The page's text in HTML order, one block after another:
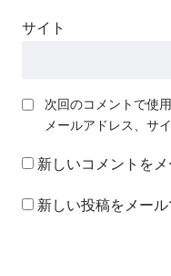
サイト
次回のコメントで使
メールアドレス、サ
新しいコメントを
新しい投稿をメー